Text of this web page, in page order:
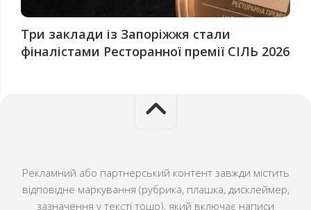
Три заклади із Запоріжжя стали
фіналістами Ресторанної премії СІЛЬ 2026
Рекламний або партнерський контент завжди містить
відповідне маркування (рубрика, плашка, дисклеймер,
зазначення у тексті тощо), який включає написи